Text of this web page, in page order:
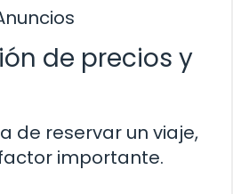
de precios y
de reservar un viaje,
importante.